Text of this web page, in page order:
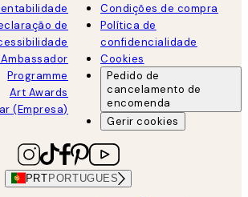
de
Programme
Art Awards
(Empresa)
Condições de compra
Política de
confidencialidade
Cookies
Pedido de
cancelamento de
encomenda
Gerir cookies
PRT PORTUGUES